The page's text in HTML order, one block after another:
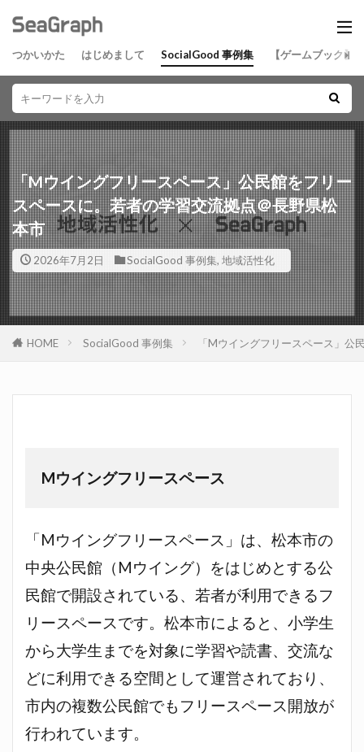
つかいかた はじめまして SocialGood 事例集 【ゲームブック】
「Mウイングフリースペース」公民館をフリー
スペースに。若者の学習交流拠点＠長野県松
本市
2026年7月2日 SocialGood 事例集, 地域活性化
HOME SocialGood 事例集 「Mウイングフリースペース」公
Mウイングフリースペース
「Mウイングフリースペース」は、松本市の
中央公民館（Mウイング）をはじめとする公
民館で開設されている、若者が利用できるフ
リースペースです。松本市によると、小学生
から大学生までを対象に学習や読書、交流な
どに利用できる空間として運営されており、
市内の複数公民館でもフリースペース開放が
行われています。